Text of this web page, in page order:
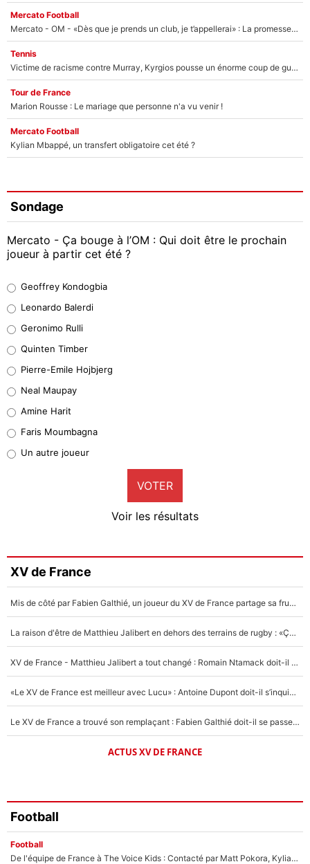
Mercato Football
Mercato - OM - «Dès que je prends un club, je t’appellerai» : La promesse de Marcelino au moment de claquer la porte
Tennis
Victime de racisme contre Murray, Kyrgios pousse un énorme coup de gueule !
Tour de France
Marion Rousse : Le mariage que personne n'a vu venir !
Mercato Football
Kylian Mbappé, un transfert obligatoire cet été ?
Sondage
Mercato - Ça bouge à l’OM : Qui doit être le prochain
joueur à partir cet été ?
38%
32%
5%
1%
9%
Faris Moumbagna
4%
Un autre joueur
5%
Geoffrey Kondogbia
Leonardo Balerdi
Geronimo Rulli
Quinten Timber
Pierre-Emile Hojbjerg
Neal Maupay
Amine Harit
Faris Moumbagna
Un autre joueur
VOTER
Voir les résultats
XV de France
Mis de côté par Fabien Galthié, un joueur du XV de France partage sa frustration : «ils ne me l’ont pas dit tout de suite»
La raison d'être de Matthieu Jalibert en dehors des terrains de rugby : «Ça m'atteint autant que si tu touches à un membre de ma famille»
XV de France - Matthieu Jalibert a tout changé : Romain Ntamack doit-il s’inquiéter pour sa place à un an de la Coupe du monde ?
«Le XV de France est meilleur avec Lucu» : Antoine Dupont doit-il s’inquiéter pour sa place ?
Le XV de France a trouvé son remplaçant : Fabien Galthié doit-il se passer d'Antoine Dupont ?
ACTUS XV DE FRANCE
Football
Football
De l'équipe de France à The Voice Kids : Contacté par Matt Pokora, Kylian Mbappé a accepté de jouer un rôle inédit sur TF1 !